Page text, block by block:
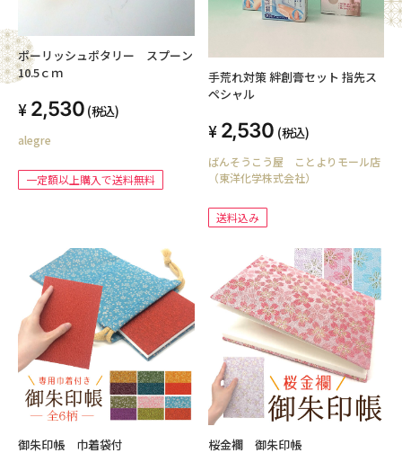
ポーリッシュポタリー スプーン
10.5ｃｍ
2,530 (税込)
alegre
一定額以上購入で送料無料
手荒れ対策 絆創膏セット 指先ス
ペシャル
2,530 (税込)
ばんそうこう屋 ことよりモール店
（東洋化学株式会社）
送料込み
御朱印帳 巾着袋付 桜金襴 御朱印帳